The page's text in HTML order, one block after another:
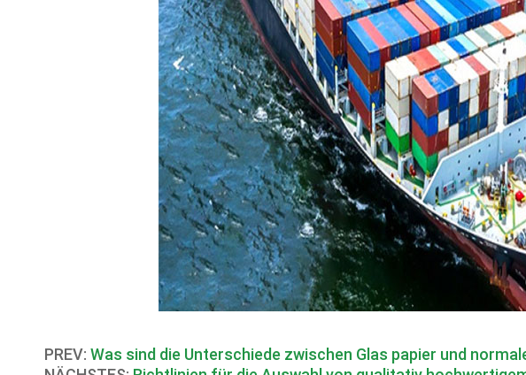
PREV: Was sind die Unterschiede zwischen Glas papier und